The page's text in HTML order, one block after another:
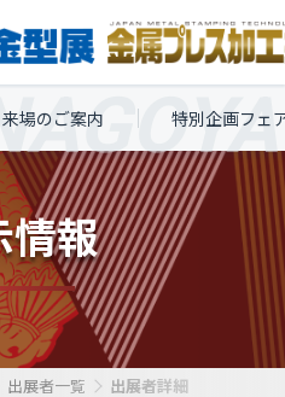
来場のご案内 特別企画フェ
情報
出展者一覧 出展者詳細